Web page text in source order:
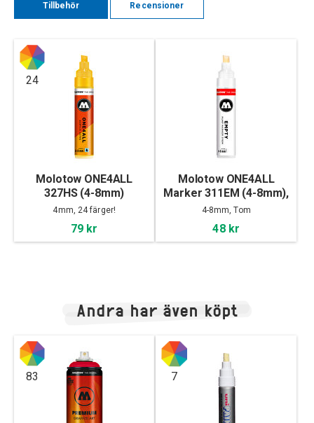
Tillbehör Recensioner
24
Molotow ONE4ALL
327HS (4-8mm)
4mm, 24 färger!
79 kr
Molotow ONE4ALL
Marker 311EM (4-8mm),
Empty
4-8mm, Tom
48 kr
Andra har även köpt
83 7